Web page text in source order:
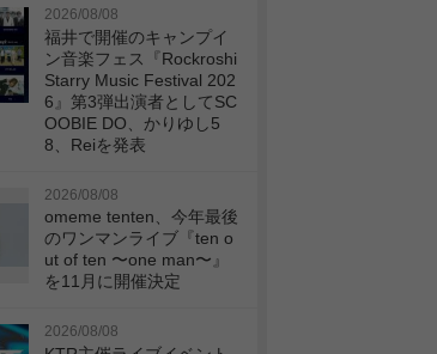
2026/08/08
福井で開催のキャンプイ
ン音楽フェス『Rockroshi
Starry Music Festival 202
6』第3弾出演者としてSC
OOBIE DO、かりゆし5
8、Reiを発表
2026/08/08
omeme tenten、今年最後
のワンマンライブ『ten o
ut of ten 〜one man〜』
を11月に開催決定
2026/08/08